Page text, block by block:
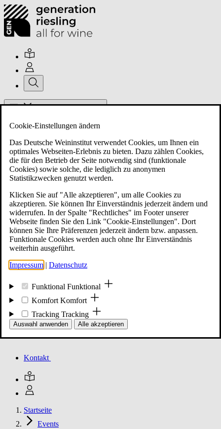
Über uns
Mitglieder
Mitglied werden
Events
Unsere Meldungen
Kontakt
Startseite
Events
Cookie-Einstellungen ändern
Das Deutsche Weininstitut verwendet Cookies, um Ihnen ein
optimales Webseiten-Erlebnis zu bieten. Dazu zählen Cookies,
die für den Betrieb der Seite notwendig sind (funktionale
Cookies) sowie solche, die lediglich zu anonymen
Statistikzwecken genutzt werden.
Klicken Sie auf "Alle akzeptieren", um alle Cookies zu
akzeptieren. Sie können Ihr Einverständnis jederzeit ändern und
widerrufen. In der Spalte "Rechtliches" im Footer unserer
Webseite finden Sie den Link "Cookie-Einstellungen". Dort
können Sie Ihre Präferenzen jederzeit ändern bzw. anpassen.
Funktionale Cookies werden auch ohne Ihr Einverständnis
weiterhin ausgeführt.
Impressum | Datenschutz
Funktional Funktional
Komfort Komfort
Tracking Tracking
Auswahl anwenden Alle akzeptieren